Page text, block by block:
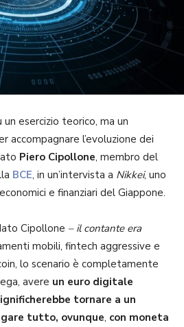
un esercizio teorico, ma un
accompagnare l’evoluzione dei
Piero Cipollone, membro del
BCE, in un’intervista a Nikkei, uno
e finanziari del Giappone.
Cipollone – il contante era
mobili, fintech aggressive e
lo scenario è completamente
avere un euro digitale
tornare a un
tutto, ovunque, con moneta